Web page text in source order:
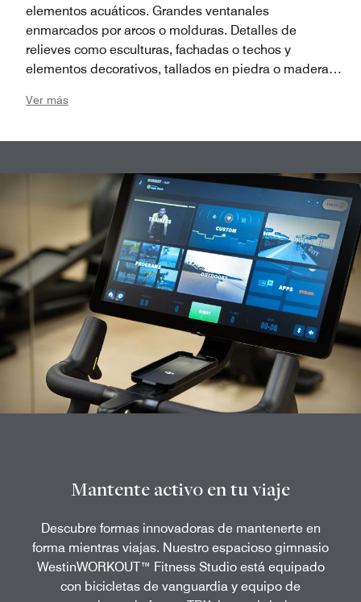
elementos acuáticos. Grandes ventanales
enmarcados por arcos o molduras. Detalles de
relieves como esculturas, fachadas o techos y
elementos decorativos, tallados en piedra o madera.
diseño únicos. Materiales nobles como metal, piedra,
Ver más
Mantente activo en tu viaje
Descubre formas innovadoras de mantenerte en
forma mientras viajas. Nuestro espacioso gimnasio
WestinWORKOUT™ Fitness Studio está equipado
con bicicletas de vanguardia y equipo de